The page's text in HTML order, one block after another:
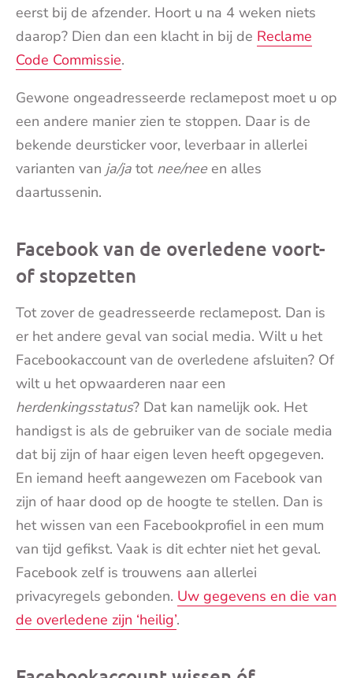
eerst bij de afzender. Hoort u na 4 weken niets
daarop? Dien dan een klacht in bij de Reclame
Code Commissie.
Gewone ongeadresseerde reclamepost moet u op
een andere manier zien te stoppen. Daar is de
bekende deursticker voor, leverbaar in allerlei
varianten van ja/ja tot nee/nee en alles
daartussenin.
Facebook van de overledene voort-
of stopzetten
Tot zover de geadresseerde reclamepost. Dan is
er het andere geval van social media. Wilt u het
Facebookaccount van de overledene afsluiten? Of
wilt u het opwaarderen naar een
herdenkingsstatus? Dat kan namelijk ook. Het
handigst is als de gebruiker van de sociale media
dat bij zijn of haar eigen leven heeft opgegeven.
En iemand heeft aangewezen om Facebook van
zijn of haar dood op de hoogte te stellen. Dan is
het wissen van een Facebookprofiel in een mum
van tijd gefikst. Vaak is dit echter niet het geval.
Facebook zelf is trouwens aan allerlei
privacyregels gebonden. Uw gegevens en die van
de overledene zijn ‘heilig’.